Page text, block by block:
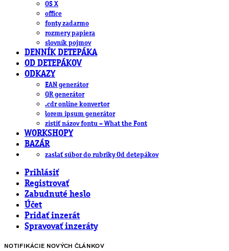
OS X
office
fonty zadarmo
rozmery papiera
slovník pojmov
DENNÍK DETEPÁKA
OD DETEPÁKOV
ODKAZY
EAN generátor
QR generátor
.cdr online konvertor
lorem ipsum generátor
zistiť názov fontu – What the Font
WORKSHOPY
BAZÁR
zaslať súbor do rubriky Od detepákov
Prihlásiť
Registrovať
Zabudnuté heslo
Účet
Pridať inzerát
Spravovať inzeráty
NOTIFIKÁCIE NOVÝCH ČLÁNKOV